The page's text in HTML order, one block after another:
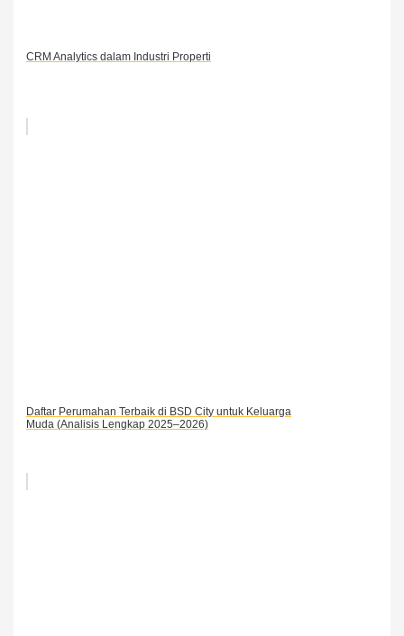
CRM Analytics dalam Industri Properti
Daftar Perumahan Terbaik di BSD City untuk Keluarga
Muda (Analisis Lengkap 2025–2026)